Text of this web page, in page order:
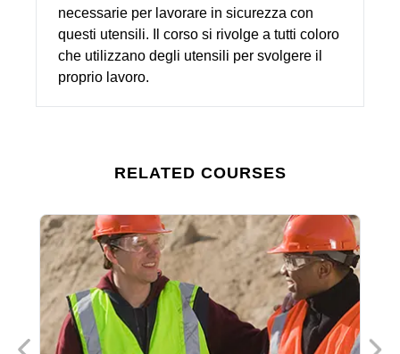
necessarie per lavorare in sicurezza con
questi utensili. Il corso si rivolge a tutti coloro
che utilizzano degli utensili per svolgere il
proprio lavoro.
RELATED COURSES